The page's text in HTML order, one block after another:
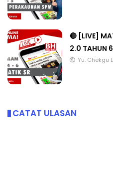
🔴 [LIVE]
2.0 TAHUN
Yu. Chekgu
CATAT ULASAN